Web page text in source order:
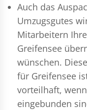
Auch das
Umzugsgutes
Mitarbeitern
Greifensee
wünschen.
für Greifensee
vorteilhaft,
eingebunden